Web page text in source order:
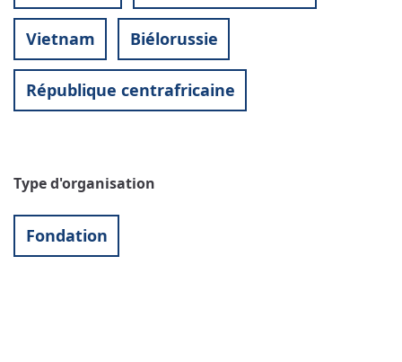
Vietnam Biélorussie
République centrafricaine
Type d'organisation
Fondation